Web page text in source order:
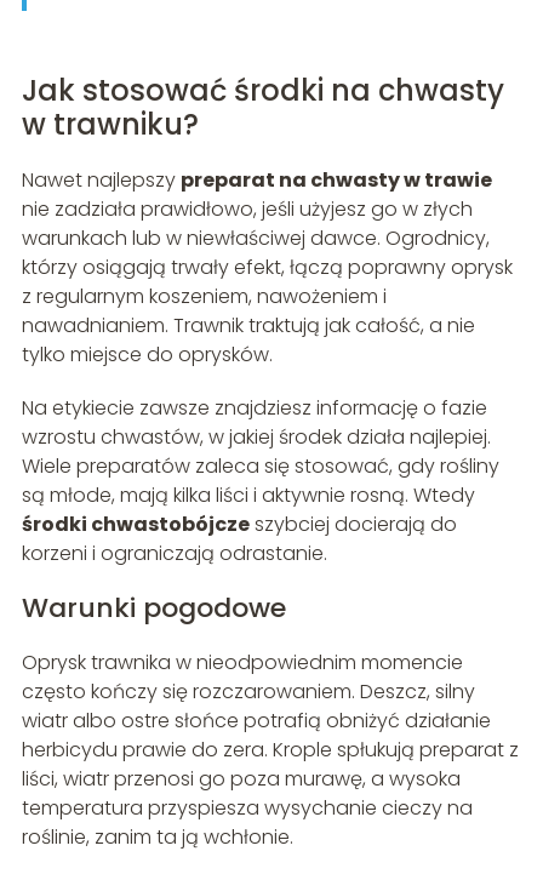
Jak stosować środki na chwasty
w trawniku?
Nawet najlepszy preparat na chwasty w trawie
nie zadziała prawidłowo, jeśli użyjesz go w złych
warunkach lub w niewłaściwej dawce. Ogrodnicy,
którzy osiągają trwały efekt, łączą poprawny oprysk
z regularnym koszeniem, nawożeniem i
nawadnianiem. Trawnik traktują jak całość, a nie
tylko miejsce do oprysków.
Na etykiecie zawsze znajdziesz informację o fazie
wzrostu chwastów, w jakiej środek działa najlepiej.
Wiele preparatów zaleca się stosować, gdy rośliny
są młode, mają kilka liści i aktywnie rosną. Wtedy
środki chwastobójczeszybciej docierają do
korzeni i ograniczają odrastanie.
Warunki pogodowe
Oprysk trawnika w nieodpowiednim momencie
często kończy się rozczarowaniem. Deszcz, silny
wiatr albo ostre słońce potrafią obniżyć działanie
herbicydu prawie do zera. Krople spłukują preparat z
liści, wiatr przenosi go poza murawę, a wysoka
temperatura przyspiesza wysychanie cieczy na
roślinie, zanim ta ją wchłonie.